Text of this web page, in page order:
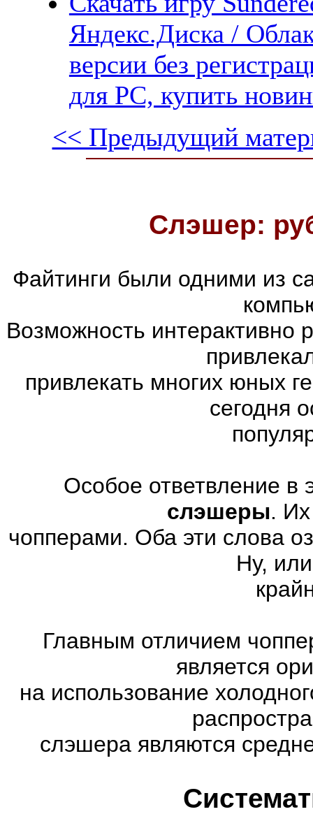
Яндекс.Диска /
версии без
для PC, купить
<< Предыдущий
Слэшер:
Файтинги были одними из
Возможность интерактивно
привлекать многих юных
сегодня
Особое ответвление в
слэшеры.
чопперами. Оба эти слова
Ну,
Главным отличием
является
на использование
слэшера являются